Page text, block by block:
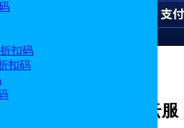
扣码
扣码
Agent的VPS云服